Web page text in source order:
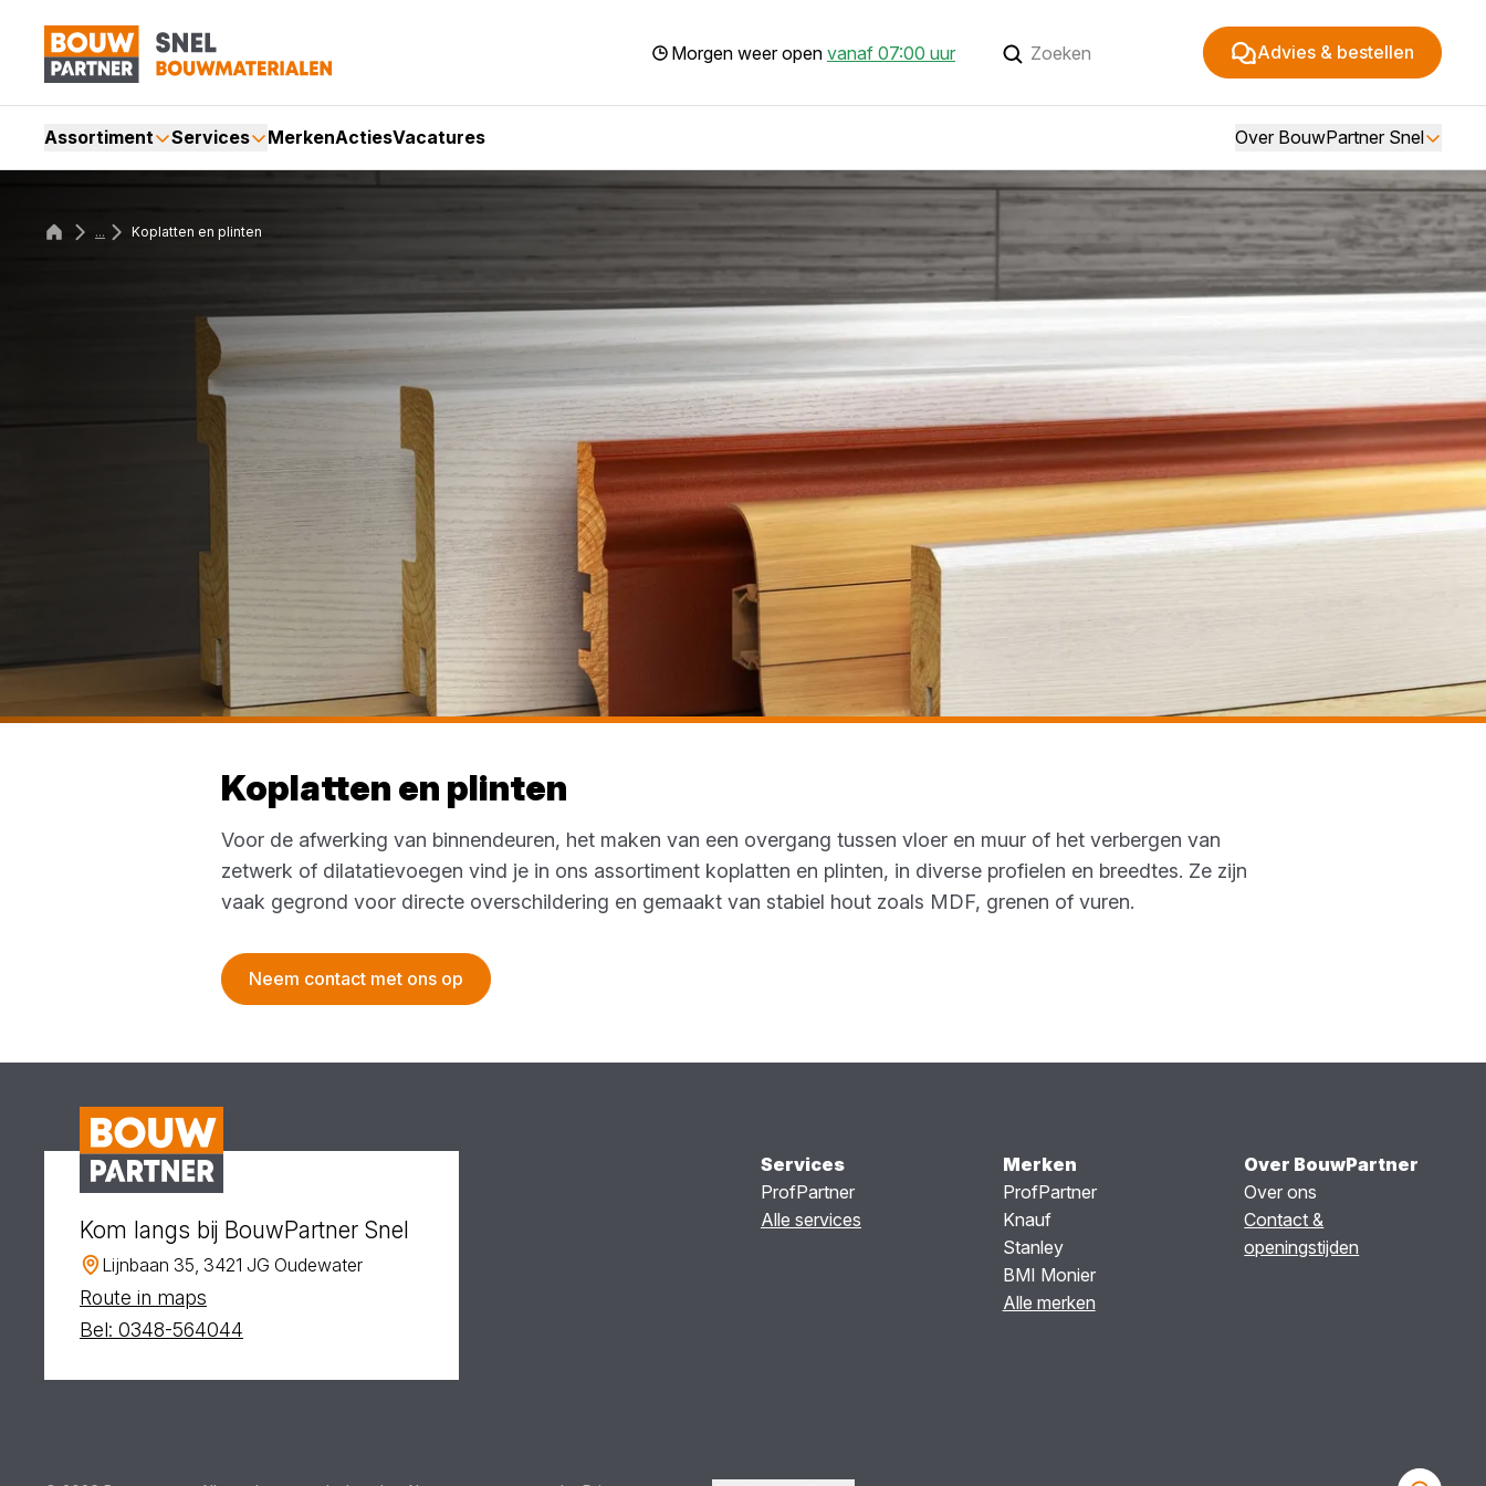
Morgen weer open vanaf 07:00 uur Advies & bestellen
Assortiment Services MerkenActiesVacatures Over BouwPartner Snel
... Koplatten en plinten
Koplatten en plinten
Voor de afwerking van binnendeuren, het maken van een overgang tussen vloer en muur of het verbergen van
zetwerk of dilatatievoegen vind je in ons assortiment koplatten en plinten, in diverse profielen en breedtes. Ze zijn
vaak gegrond voor directe overschildering en gemaakt van stabiel hout zoals MDF, grenen of vuren.
Neem contact met ons op
Kom langs bij BouwPartner Snel
Lijnbaan 35, 3421 JG Oudewater
Route in maps
Bel: 0348-564044
Services
ProfPartner
Alle services
Merken
ProfPartner
Knauf
Stanley
BMI Monier
Alle merken
Over BouwPartner
Over ons
Contact &
openingstijden